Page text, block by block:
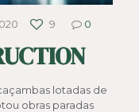
9 0
lotadas de
obras paradas